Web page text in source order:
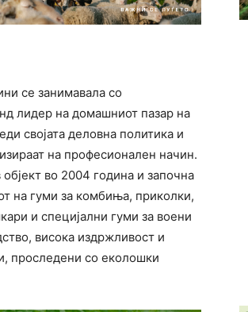
се занимавала со
лидер на домашниот пазар на
својата деловна политика и
на професионален начин.
во 2004 година и започна
на гуми за комбиња, приколки,
и специјални гуми за воени
висока издржливост и
проследени со еколошки